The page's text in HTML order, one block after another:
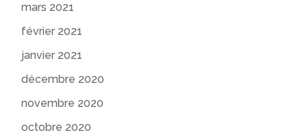
mars 2021
février 2021
janvier 2021
décembre 2020
novembre 2020
octobre 2020